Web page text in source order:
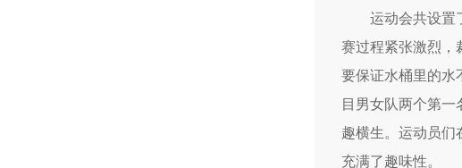
运动会共设置
赛过程紧张激烈，
要保证水桶里的水
目男女队两个第
趣横生。运动员们
充满了趣味性。